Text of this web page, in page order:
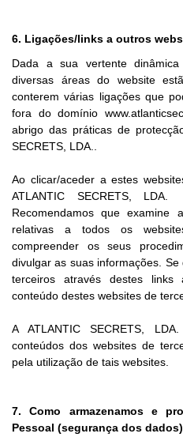
6. Ligações/links a outros
Dada a sua vertente
diversas áreas do website
conterem várias ligações que
fora do domínio
abrigo das práticas de
SECRETS, LDA..
Ao clicar/aceder a estes
ATLANTIC SECRETS,
Recomendamos que examine
relativas a todos os
compreender os seus
divulgar as suas informações.
terceiros através destes links
conteúdo destes websites de
A ATLANTIC SECRETS,
conteúdos dos websites de
pela utilização de tais websites.
7. Como armazenamos e
Pessoal (segurança dos